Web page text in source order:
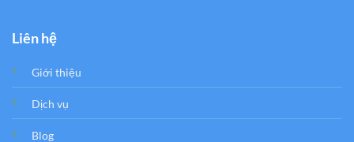
Liên hệ
Giới thiệu
Dịch vụ
Blog